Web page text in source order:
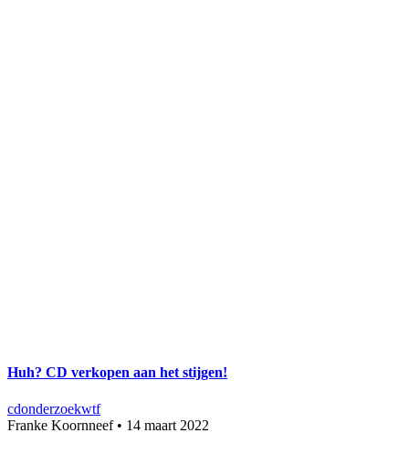
Huh? CD verkopen aan het stijgen!
cdonderzoekwtf
Franke Koornneef• 14 maart 2022